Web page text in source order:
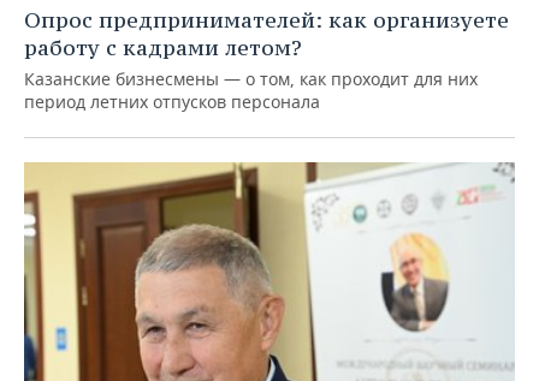
Опрос предпринимателей: как организуете
работу с кадрами летом?
Казанские бизнесмены — о том, как проходит для них
период летних отпусков персонала